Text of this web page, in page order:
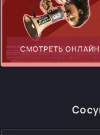
СМОТРЕТЬ ОНЛАЙН
0 1 2 3